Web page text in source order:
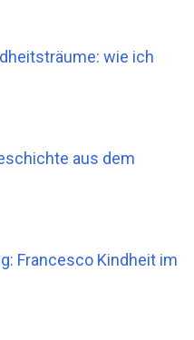
wie ich
aus dem
Francesco Kindheit im